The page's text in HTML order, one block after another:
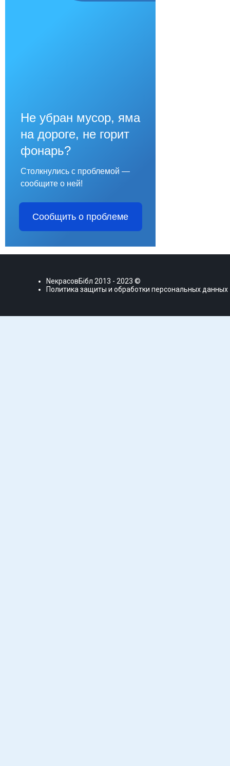
Не убран мусор, яма
на дороге, не горит
фонарь?
Столкнулись с проблемой —
сообщите о ней!
Сообщить о проблеме
NекрасовБiбл 2013 - 2023 ©
Политика защиты и обработки персональных данных